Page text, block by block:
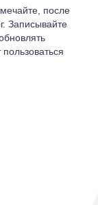
после
Записывайте